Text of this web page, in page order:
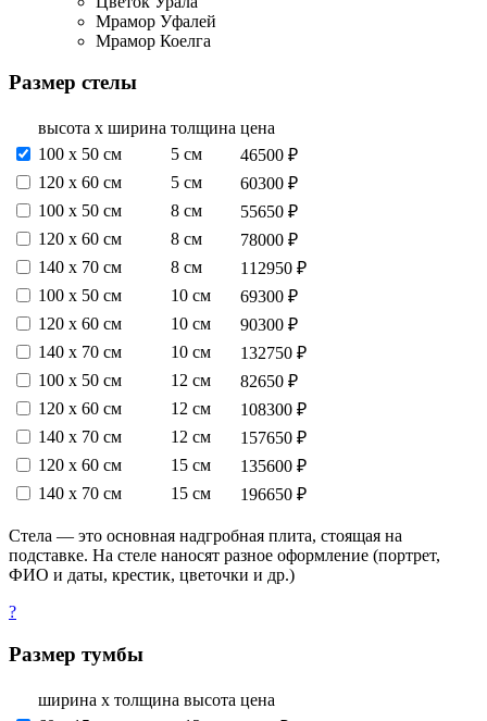
Мрамор Уфалей
Мрамор Коелга
Размер стелы
высота х ширина толщина цена
100 х 50 см
5 см
46500 ₽
120 х 60 см
5 см
60300 ₽
100 х 50 см
8 см
55650 ₽
120 х 60 см
8 см
78000 ₽
140 х 70 см
8 см
112950 ₽
100 х 50 см
10 см
69300 ₽
120 х 60 см
10 см
90300 ₽
140 х 70 см
10 см
132750 ₽
100 х 50 см
12 см
82650 ₽
120 х 60 см
12 см
108300 ₽
140 х 70 см
12 см
157650 ₽
120 х 60 см
15 см
135600 ₽
140 х 70 см
15 см 196650 ₽
Стела — это основная надгробная плита, стоящая на
подставке. На стеле наносят разное оформление (портрет,
ФИО и даты, крестик, цветочки и др.)
?
Размер тумбы
ширина х толщина высота цена